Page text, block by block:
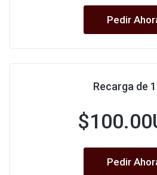
Pedir
Recarga de
Pedir